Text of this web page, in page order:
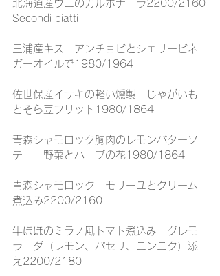
北海道産ウニのカルボナーラ2200/2160
Secondi piatti
三浦産キス　アンチョビとシェリービネ
ガーオイルで1980/1964
佐世保産イサキの軽い燻製　じゃがいも
とそら豆フリット1980/1864
青森シャモロック胸肉のレモンバターソ
テー　野菜とハーブの花1980/1864
青森シャモロック　モリーユとクリーム
煮込み2200/2160
牛ほほのミラノ風トマト煮込み　グレモ
ラーダ（レモン、パセリ、ニンニク）添
え2200/2180